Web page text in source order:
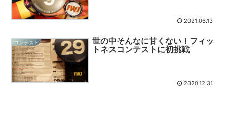
2021.06.13
コンテスト
世の中そんなに甘くない！フィッ
トネスコンテストに初挑戦
2020.12.31